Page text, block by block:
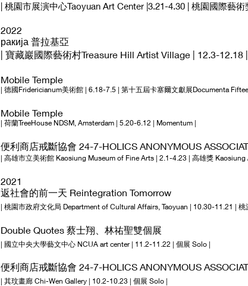
| 桃園市展演中心Taoyuan Art Center |3.21-4.30 | 桃園國際藝
2022
ракија 普拉基亞
| 寶藏巖國際藝術村Treasure Hill Artist Village | 12.3-12.18
Mobile Temple
| 德國Fridericianum美術館 | 6.18-7.5 | 第十五屆卡塞爾文獻展Documenta
Mobile Temple
| 荷蘭TreeHouse NDSM, Amsterdam | 5.20-6.12 | Momentum |
便利商店戒斷協會 24-7-HOLICS ANONYMOUS
| 高雄市立美術館 Kaosiung Museum of Fine Arts | 2.1-4.23 | 高雄獎 Kaosiung
2021
返社會的前一天 Reintegration Tomorrow
| 桃園市政府文化局 Department of Cultural Affairs, Taoyuan | 10.30-11.21 |
Double Quotes 蔡士翔、林祐聖雙個展
| 國立中央大學藝文中心 NCUA art center | 11.2-11.22 | 個展 Solo |
便利商店戒斷協會 24-7-HOLICS ANONYMOUS
| 其玟畫廊 Chi-Wen Gallery | 10.2-10.23 | 個展 Solo |